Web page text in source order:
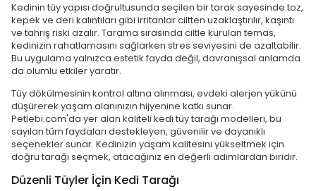
Kedinin tüy yapısı doğrultusunda seçilen bir tarak sayesinde toz,
kepek ve deri kalıntıları gibi irritanlar ciltten uzaklaştırılır, kaşıntı
ve tahriş riski azalır. Tarama sırasında ciltle kurulan temas,
kedinizin rahatlamasını sağlarken stres seviyesini de azaltabilir.
Bu uygulama yalnızca estetik fayda değil, davranışsal anlamda
da olumlu etkiler yaratır.
Tüy dökülmesinin kontrol altına alınması, evdeki alerjen yükünü
düşürerek yaşam alanınızın hijyenine katkı sunar.
Petlebi.com'da yer alan kaliteli kedi tüy tarağı modelleri, bu
sayılan tüm faydaları destekleyen, güvenilir ve dayanıklı
seçenekler sunar. Kedinizin yaşam kalitesini yükseltmek için
doğru tarağı seçmek, atacağınız en değerli adımlardan biridir.
Düzenli Tüyler İçin Kedi Tarağı